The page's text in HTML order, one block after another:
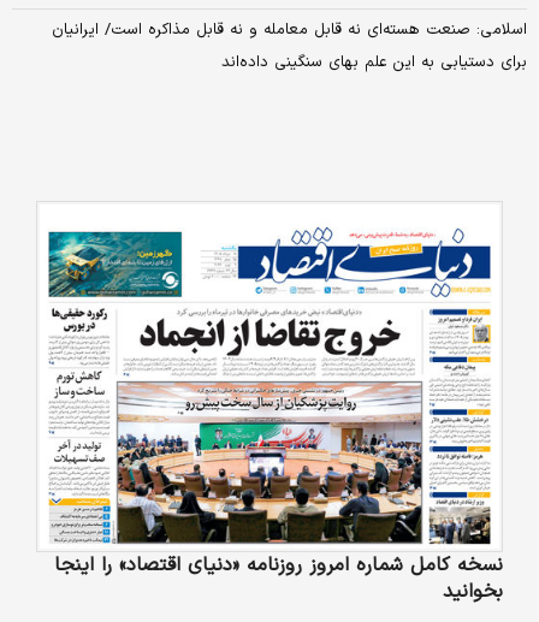
اسلامی: صنعت هسته‌ای نه قابل معامله و نه قابل مذاکره است/ ایرانیان
برای دستیابی به این علم بهای سنگینی داده‌اند
نسخه کامل شماره امروز روزنامه «دنیای‌ اقتصاد» را اینجا
بخوانید